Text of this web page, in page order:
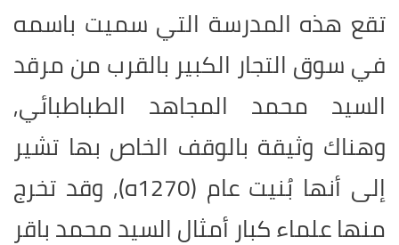
تقع هذه المدرسة التي سميت باسمه
في سوق التجار الكبير بالقرب من مرقد
السيد محمد المجاهد الطباطبائي,
وهناك وثيقة بالوقف الخاص بها تشير
إلى أنها بُنيت عام (1270ه), وقد تخرج
منها علماء كبار أمثال السيد محمد باقر